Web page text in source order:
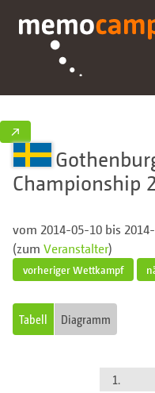
↗
Championship
vom 2014-05-10 bis
(zum Veranstalter)
vorheriger Wettkampf
Tabell Diagramm
1.